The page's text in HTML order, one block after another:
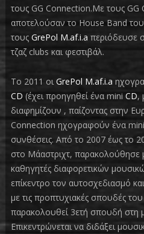
τους GG Connection.Με τους GG
αποτελούσαν το House Band
τους GrePol M.af.i.a περιόδευσε
τζαζ clubs και φεστιβάλ.
Το 2011 οι GrePol M.af.i.a
CD (έχει προηγηθεί ένα mini CD,
διαφημίζουν , παίζοντας στην
Connection ηχογραφούν ένα mini
συνθέσεις. Από το 2007 έως το
στο Μάαστριχτ,
καθηγητές διαφορετικών
επίκεντρο τον αυτοσχεδιασμό
με τις προπτυχιακές σπουδές
παρακολουθεί 3ετή σπουδή στη
Επικεντρώνεται να διδάξει